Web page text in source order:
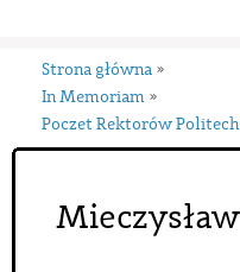
Strona główna »
In Memoriam »
Poczet Rektorów